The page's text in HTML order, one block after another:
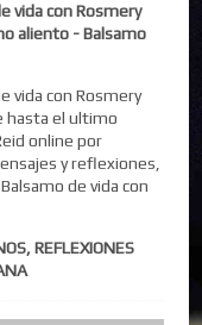
vida con Rosmery
aliento - Balsamo
vida con Rosmery
hasta el ultimo
online por
y reflexiones,
de vida con
REFLEXIONES